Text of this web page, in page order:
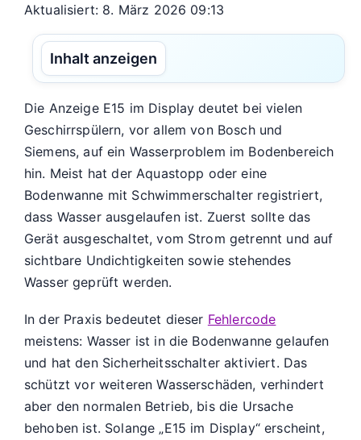
Aktualisiert: 8. März 2026 09:13
Inhalt anzeigen
Die Anzeige E15 im Display deutet bei vielen
Geschirrspülern, vor allem von Bosch und
Siemens, auf ein Wasserproblem im Bodenbereich
hin. Meist hat der Aquastopp oder eine
Bodenwanne mit Schwimmerschalter registriert,
dass Wasser ausgelaufen ist. Zuerst sollte das
Gerät ausgeschaltet, vom Strom getrennt und auf
sichtbare Undichtigkeiten sowie stehendes
Wasser geprüft werden.
In der Praxis bedeutet dieser Fehlercode
meistens: Wasser ist in die Bodenwanne gelaufen
und hat den Sicherheitsschalter aktiviert. Das
schützt vor weiteren Wasserschäden, verhindert
aber den normalen Betrieb, bis die Ursache
behoben ist. Solange „E15 im Display“ erscheint,